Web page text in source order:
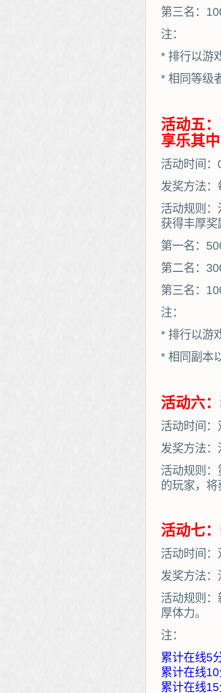
第三名：
注：
* 排行以游
* 相同等级
活动五
享乐其中
活动时间
发奖方法：
活动规则
获得丰厚
第一名：
第二名：
第三名：
注：
* 排行以游
* 相同副本
活动六
活动时间
发奖方法
活动规则
的玩家，
活动七
活动时间
发奖方法
活动规则
厚体力。
注：
累计在线5
累计在线
累计在线